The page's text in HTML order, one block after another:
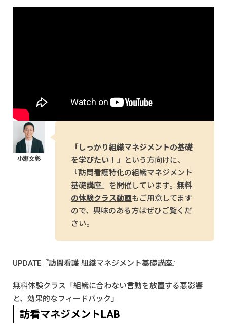
を育成するためマネジメントスクールを運営中。
「しっかり組織マネジメントの基礎
を学びたい！」
という方向けに、
『訪問看護特化の組織マネジメント
基礎講座』を開催しています。 無料
の体験クラス動画もご用意してます
ので、興味のある方はぜひご覧くだ
さい。
UPDATE『訪問看護 組織マネジメント基礎講座』
無料体験クラス「組織に合わない言動を放置する悪影響
と、効果的なフィードバック」
訪看マネジメントLAB